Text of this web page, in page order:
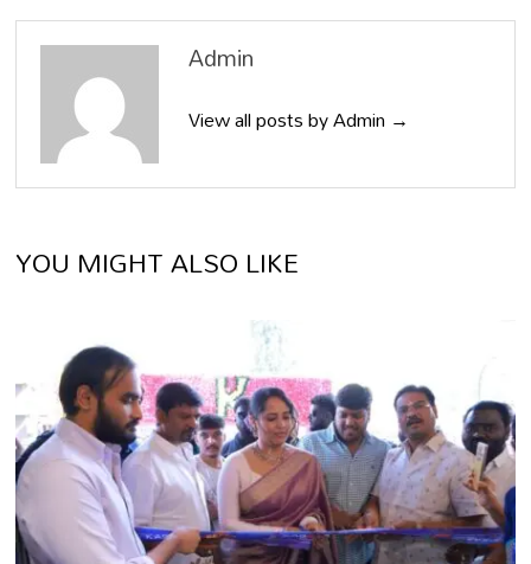
Admin
View all posts by Admin →
YOU MIGHT ALSO LIKE